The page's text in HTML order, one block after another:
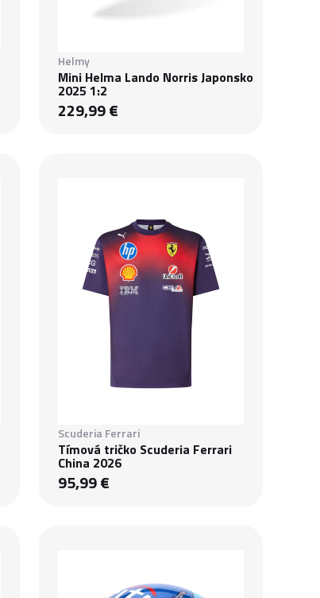
Helmy
Mini Helma Lando Norris Japonsko
2025 1:2
229,99 €
Scuderia Ferrari
Tímová tričko Scuderia Ferrari
China 2026
95,99 €